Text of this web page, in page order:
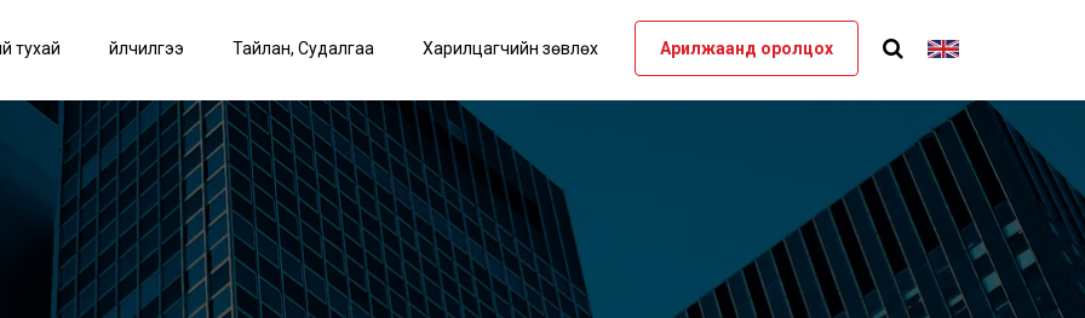
тухай Үйлчилгээ Тайлан, Судалгаа Харилцагчийн зөвлөх Арилжаанд оролцох